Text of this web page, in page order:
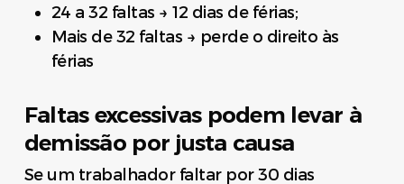
24 a 32 faltas → 12 dias de férias;
Mais de 32 faltas → perde o direito às
férias
Faltas excessivas podem levar à
demissão por justa causa
Se um trabalhador faltar por 30 dias